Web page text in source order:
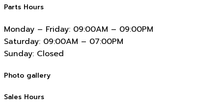
Parts Hours
Monday – Friday: 09:00AM – 09:00PM
Saturday: 09:00AM – 07:00PM
Sunday: Closed
Photo gallery
Sales Hours